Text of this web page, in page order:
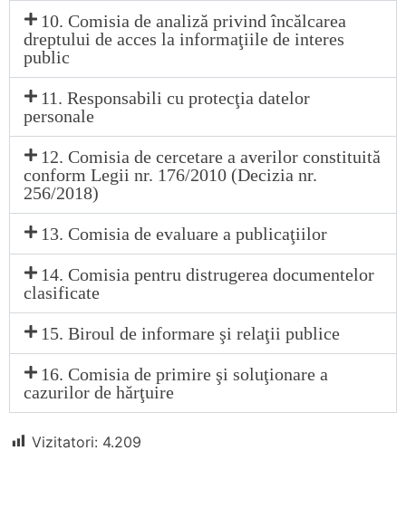
10. Comisia de analiză privind încălcarea
dreptului de acces la informaţiile de interes
public
11. Responsabili cu protecţia datelor
personale
12. Comisia de cercetare a averilor constituită
conform Legii nr. 176/2010 (Decizia nr.
256/2018)
13. Comisia de evaluare a publicaţiilor
14. Comisia pentru distrugerea documentelor
clasificate
15. Biroul de informare şi relaţii publice
16. Comisia de primire şi soluţionare a
cazurilor de hărţuire
Vizitatori: 4.209